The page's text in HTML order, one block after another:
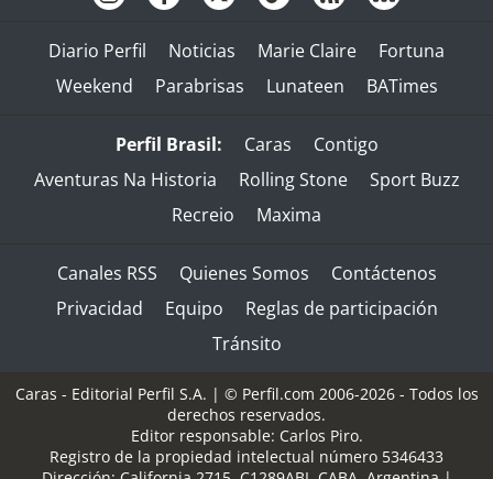
Diario Perfil Noticias Marie Claire
Fortuna
Weekend
Parabrisas Lunateen BATimes
Perfil Brasil: Caras
Contigo
Aventuras Na Historia
Rolling Stone
Sport Buzz
Recreio
Maxima
Canales RSS Quienes Somos
Contáctenos
Privacidad
Equipo
Reglas de participación
Tránsito
Caras - Editorial Perfil S.A. | © Perfil.com 2006-2026 - Todos los
derechos reservados.
Editor responsable: Carlos Piro.
Registro de la propiedad intelectual número 5346433